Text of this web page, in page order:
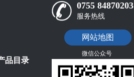
品目录
0755 84870203
服务热线
网站地图
微信公众号